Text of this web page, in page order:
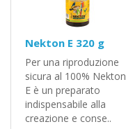
Nekton E 320 g
Per una riproduzione
sicura al 100% Nekton
E è un preparato
indispensabile alla
creazione e conse..